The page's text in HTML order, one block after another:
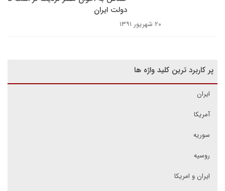
دولت ایران
۲۰ شهریور ۱۳۹۱
پر کاربرد ترین کلید واژه ها
ایران
آمریکا
سوریه
روسیه
ایران و امریکا